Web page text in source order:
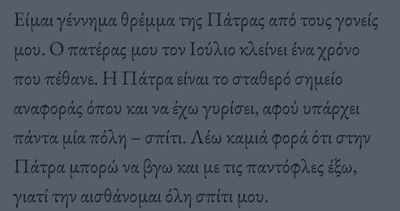
Είμαι γέννημα θρέμμα της Πάτρας από τους γονείς
μου. Ο πατέρας μου τον Ιούλιο κλείνει ένα χρόνο
που πέθανε. Η Πάτρα είναι το σταθερό σημείο
αναφοράς όπου και να έχω γυρίσει, αφού υπάρχει
πάντα μία πόλη – σπίτι. Λέω καμιά φορά ότι στην
Πάτρα μπορώ να βγω και με τις παντόφλες έξω,
γιατί την αισθάνομαι όλη σπίτι μου.